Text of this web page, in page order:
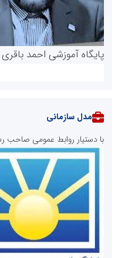
پایگاه آموزشی احمد باقری
روابط عمومی خبرگزاری
مدل سازمانی
با دستیار روابط عمومی صاحب